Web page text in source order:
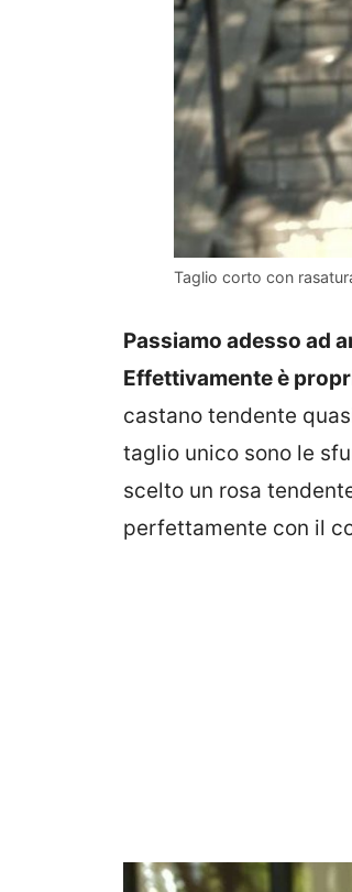
Taglio corto con
Passiamo adesso ad
Effettivamente è
castano tendente
taglio unico sono le
scelto un rosa
perfettamente con il